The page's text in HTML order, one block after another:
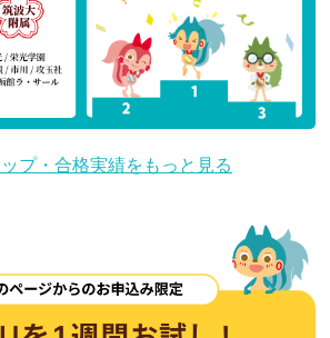
プ・合格実績をもっと見る